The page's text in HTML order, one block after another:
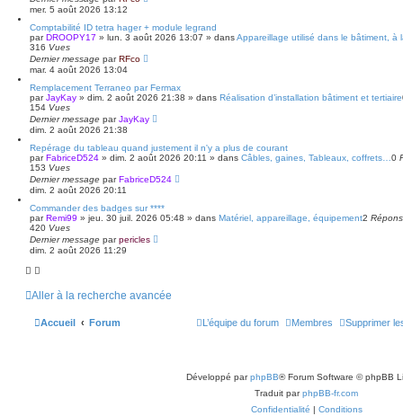
a
n
c
é
e
mer. 5 août 2026 13:12
Comptabilité ID tetra hager + module legrand
parDROOPY17 » lun. 3 août 2026 13:07 » dansAppareillage utilisé dans le bâtiment, à
316 Vues
Dernier message parRFco
mar. 4 août 2026 13:04
Remplacement Terraneo par Fermax
parJayKay » dim. 2 août 2026 21:38 » dans Réalisation d’installation bâtiment et tertiaire
154 Vues
Dernier message parJayKay
dim. 2 août 2026 21:38
Repérage du tableau quand justement il n'y a plus de courant
parFabriceD524 » dim. 2 août 2026 20:11 » dans Câbles, gaines, Tableaux, coffrets… 0
153 Vues
Dernier message parFabriceD524
dim. 2 août 2026 20:11
Commander des badges sur ****
parRemi99 » jeu. 30 juil. 2026 05:48 » dans Matériel, appareillage, équipement2
420 Vues
Dernier message parpericles
dim. 2 août 2026 11:29
Aller à la recherche avancée
Accueil Forum Supprimer
Membres
L’équipe du forum
Développé parphpBB® Forum Software © phpBB
Traduit parphpBB-fr.com
Confidentialité | Conditions